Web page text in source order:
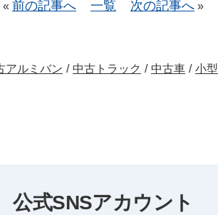
« 前の記事へ 一覧 次の記事へ »
アルミバン / 中古トラック / 中古車 / 小型
公式SNSアカウント